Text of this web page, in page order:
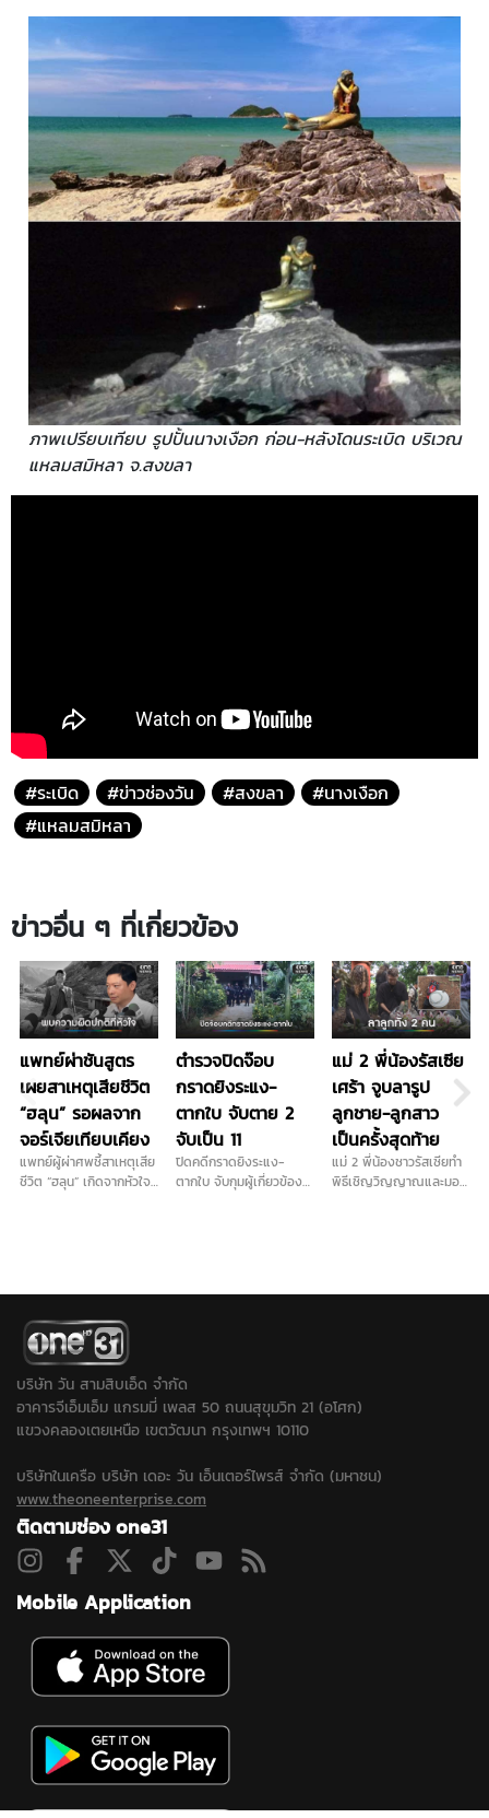
ภาพเปรียบเทียบ รูปปั้นนางเงือก ก่อน-หลังโดนระเบิด บริเวณ
แหลมสมิหลา จ.สงขลา
#ระเบิด #ข่าวช่องวัน #สงขลา
#นางเงือก
#แหลมสมิหลา
ข่าวอื่น ๆ ที่เกี่ยวข้อง
แพทย์ผ่าชันสูตร
เผยสาเหตุเสียชีวิต
“ฮลุน” รอผลจาก
จอร์เจียเทียบเคียง
แพทย์ผู้ผ่าศพชี้สาเหตุเสีย
ชีวิต “ฮลุน” เกิดจากหัวใจ
ทางการ ด้านญาติเตรียม
รับร่างกลับบําเพ็ญกุศล
พรุ่งนี้ที่บ้านเกิด
จ.กาฬสินธุ์
ตำรวจปิดจ๊อบ
กราดยิงระแง-
ตากใบ จับตาย 2
จับเป็น 11
ปิดคดีกราดยิงระแง-
ตากใบ จับกุมผู้เกี่ยวข้อง
แม่ 2 พี่น้องรัสเซีย
เศร้า จูบลารูป
ลูกชาย-ลูกสาว
เป็นครั้งสุดท้าย
แม่ 2 พี่น้องชาวรัสเซียทำ
พิธีเชิญวิญญาณและมอบ
จุดต้องสงสัยเพิ่มเติมใน
บริษัท วัน สามสิบเอ็ด จำกัด
อาคารจีเอ็มเอ็ม แกรมมี่ เพลส 50 ถนนสุขุมวิท 21 (อโศก)
แขวงคลองเตยเหนือ เขตวัฒนา กรุงเทพฯ 10110
บริษัทในเครือ บริษัท เดอะ วัน เอ็นเตอร์ไพรส์ จำกัด (มหาชน)
www.theoneenterprise.com
ติดตามช่อง one31
Mobile Application